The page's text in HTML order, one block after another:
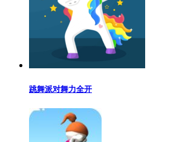
跳舞派对舞力全开